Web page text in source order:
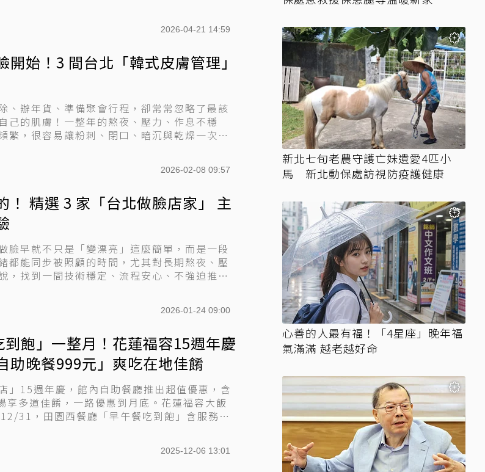
2026-04-21 14:59
開始！3 間台北「韓式皮膚管理」
、辦年貨、準備聚會行程，卻常常忽略了最該
己的肌膚！一整年的熬夜、壓力、作息不穩
繁，很容易讓粉刺、閉口、暗沉與乾燥一次爆
2026-02-08 09:57
！ 精選 3 家「台北做臉店家」 主
臉早就不只是「變漂亮」這麼簡單，而是一段
都能同步被照顧的時間，尤其對長期熬夜、壓
，找到一間技術穩定、流程安心、不強迫推銷
2026-01-24 09:00
到飽」一整月！花蓮福容15週年慶
助晚餐999元」爽吃在地佳餚
」15週年慶，館內自助餐廳推出超值優惠，含
享多道佳餚，一路優惠到月底。花蓮福容大飯
31，田園西餐廳「早午餐吃到飽」含服務費
2025-12-06 13:01
新北七旬老農守護亡妹遺愛4匹小
馬 新北動保處訪視防疫護健康
心善的人最有福！「4星座」晚年福
氣滿滿 越老越好命